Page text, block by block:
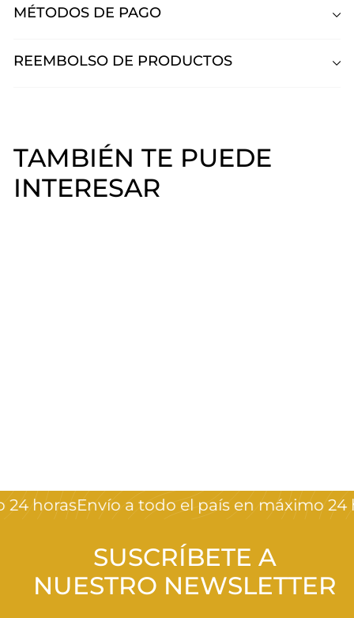
MÉTODOS DE PAGO
REEMBOLSO DE PRODUCTOS
TAMBIÉN TE PUEDE
INTERESAR
,
0
horasEnvío a todo el país en máximo 24
SUSCRÍBETE A
NUESTRO NEWSLETTER